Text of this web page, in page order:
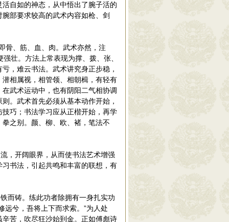
自如的神态，从中悟出了腕子活的
部要求较高的武术内容如枪、剑
、筋、血、肉。武术亦然，注
壮。方法上常表现为撑、拨、张、
，难云书法。武术讲究身正步稳，
相属视，相管领、相朝楫，有轻有
武术运动中，也有阴阳二气相协调
。武术首先必须从基本动作开始，
巧；书法学习应从正楷开始，再学
之别。颜、柳、欧、褚，笔法不
开阔眼界，从而使书法艺术增强
书法，引起共鸣和丰富的联想，有
而铸。练此功者除拥有一身扎实功
远兮，吾将上下而求索。”为人处
苦，吹尽狂沙始到金。正如傅彪诗